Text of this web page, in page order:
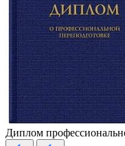
Диплом